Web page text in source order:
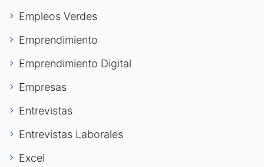
Empleos Verdes
Emprendimiento
Emprendimiento Digital
Empresas
Entrevistas
Entrevistas Laborales
Excel